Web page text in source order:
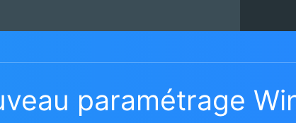
paramétrage